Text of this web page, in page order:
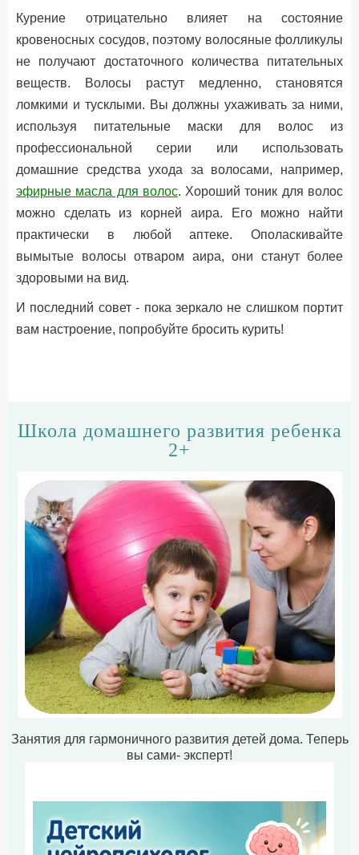
Курение отрицательно влияет на состояние
кровеносных сосудов, поэтому волосяные фолликулы
не получают достаточного количества питательных
веществ. Волосы растут медленно, становятся
ломкими и тусклыми. Вы должны ухаживать за ними,
используя питательные маски для волос из
профессиональной серии или использовать
домашние средства ухода за волосами, например,
эфирные масла для волос. Хороший тоник для волос
можно сделать из корней аира. Его можно найти
практически в любой аптеке. Ополаскивайте
вымытые волосы отваром аира, они станут более
здоровыми на вид.
И последний совет - пока зеркало не слишком портит
вам настроение, попробуйте бросить курить!
Школа домашнего развития ребенка
2+
Занятия для гармоничного развития детей дома. Теперь
вы сами- эксперт!